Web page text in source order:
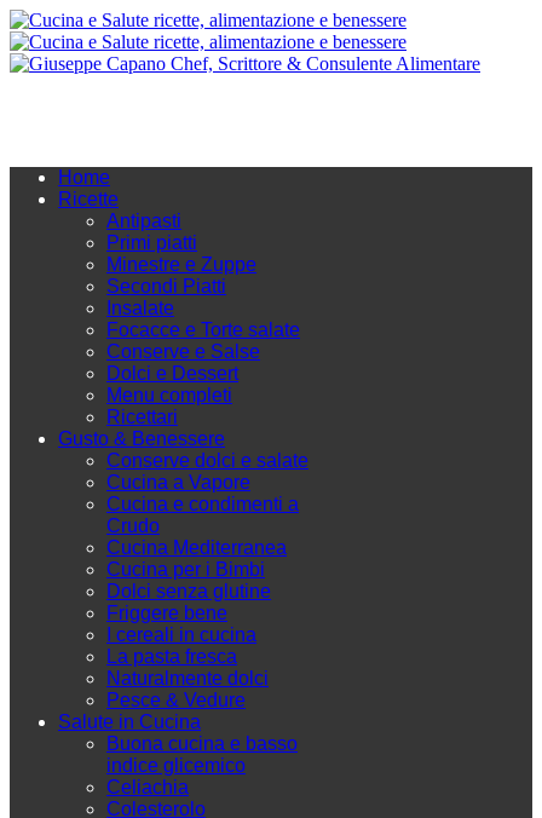
Home
Ricette
Antipasti
Primi piatti
Minestre e Zuppe
Secondi Piatti
Insalate
Focacce e Torte salate
Conserve e Salse
Dolci e Dessert
Menu completi
Ricettari
Gusto & Benessere
Conserve dolci e salate
Cucina a Vapore
Cucina e condimenti a
Crudo
Cucina Mediterranea
Cucina per i Bimbi
Dolci senza glutine
Friggere bene
I cereali in cucina
La pasta fresca
Naturalmente dolci
Pesce & Vedure
Salute in Cucina
Buona cucina e basso
indice glicemico
Celiachia
Colesterolo